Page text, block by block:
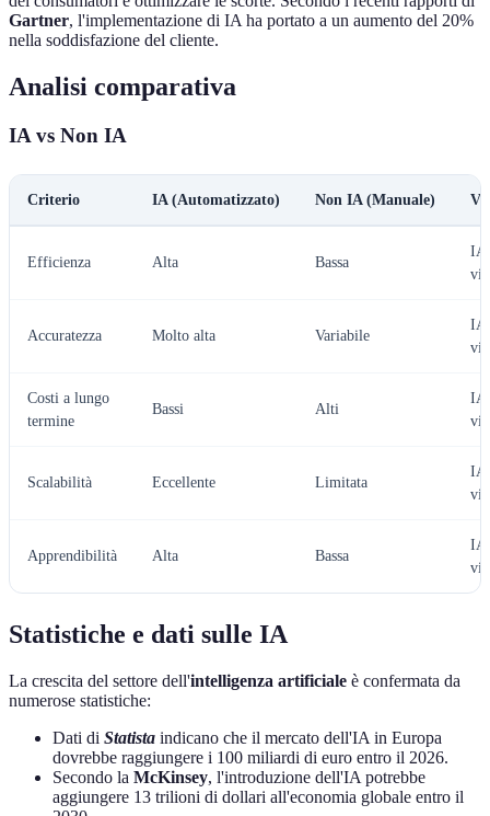
Gartner, l'implementazione di IA ha portato a un aumento del 20%
nella soddisfazione del cliente.
Analisi comparativa
IA vs Non IA
Criterio IA (Automatizzato) Non IA (Manuale)
Efficienza Alta Bassa
IA
Accuratezza Molto alta Variabile
IA
Costi a lungo
termine
Bassi Alti
IA
Scalabilità Eccellente Limitata
IA
Apprendibilità Alta Bassa
IA
Statistiche e dati sulle IA
La crescita del settore dell'intelligenza artificiale è confermata da
numerose statistiche:
Dati di Statista indicano che il mercato dell'IA in Europa
dovrebbe raggiungere i 100 miliardi di euro entro il 2026.
Secondo la McKinsey, l'introduzione dell'IA potrebbe
aggiungere 13 trilioni di dollari all'economia globale entro il